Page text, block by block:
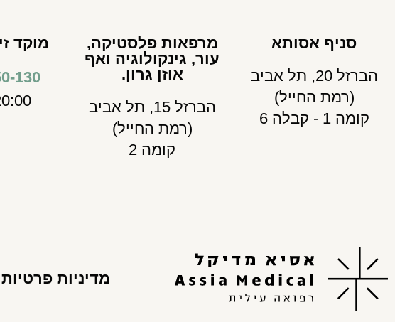
סניף אסותא
הברזל 20, תל אביב
(רמת החייל)
קומה 1 - קבלה 6
מרפאות פלסטיקה,
עור, גינקולוגיה ואף
אוזן גרון.
הברזל 15, תל אביב
(רמת החייל)
קומה 2
מוקד
130
מדיניות פרטיות